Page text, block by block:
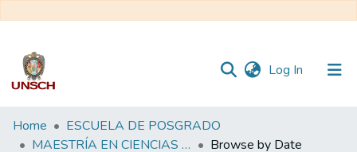
Log In (current)
Communities
&
Home
ESCUELA DE POSGRADO
MAESTRÍA EN CIENCIAS ECONÓMICAS - GERENCIA SOCIAL
Browse by Date